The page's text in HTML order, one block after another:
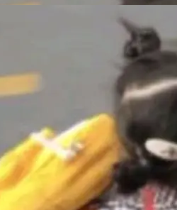
agent。这些后
TENT。
接入Mooncake T
30%、非零拷贝
底层基
后续腾讯网平将
的高性能通信组
中实现了一
擎（Engine），
企业研发场景的
”凭借卓越的技术
路私有化部署，
，越来越多企业已
过调用公有云模
效率。但随着 AI
向团队级、组织
中，对安全性、
人工智能
布《2025年人工
展示人工智能在
座、行业赋能、
大方向。深信服
入选！ 随着各行
个时代的结
作者之一。